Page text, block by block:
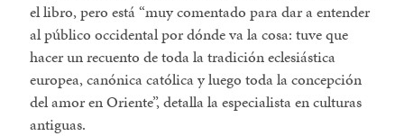
el libro, pero está muy comentado para dar a entender
al público occidental por dónde va la cosa: tuve que
hacer un recuento de toda la tradición eclesiástica
europea, canónica católica y luego toda la concepción
del amor en Oriente, detalla la especialista en culturas
antiguas.